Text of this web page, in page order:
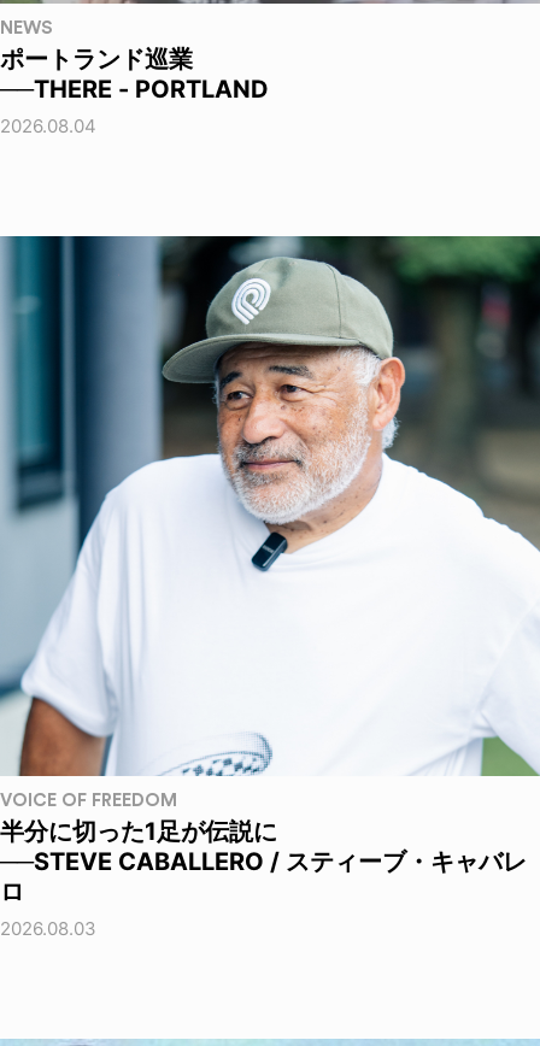
NEWS
ポートランド巡業
──THERE - PORTLAND
2026.08.04
VOICE OF FREEDOM
半分に切った1足が伝説に
──STEVE CABALLERO / スティーブ・キャバレ
ロ
2026.08.03